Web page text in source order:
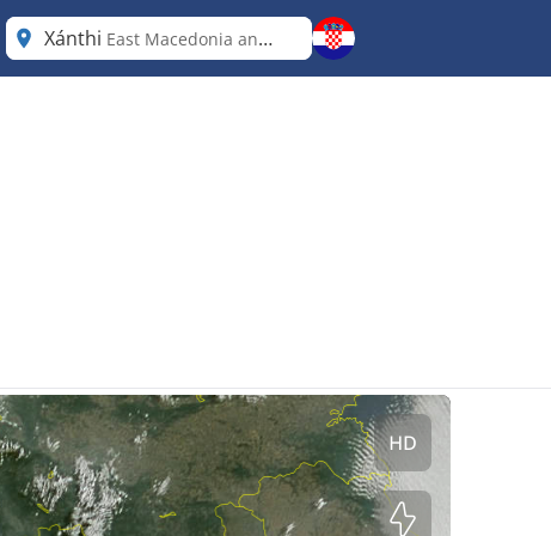
Xánthi East Macedonia and Thrace